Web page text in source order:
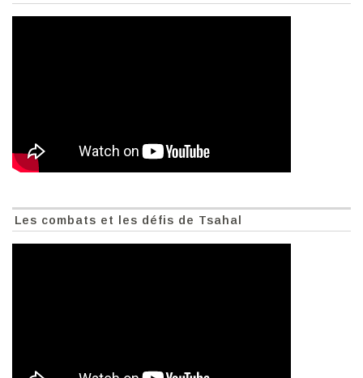
Les combats et les défis de Tsahal